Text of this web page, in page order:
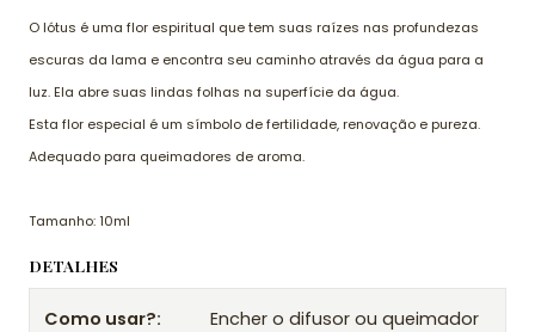
O lótus é uma flor espiritual que tem suas raízes nas profundezas
escuras da lama e encontra seu caminho através da água para a
luz. Ela abre suas lindas folhas na superfície da água.
Esta flor especial é um símbolo de fertilidade, renovação e pureza.
Adequado para queimadores de aroma.
Tamanho: 10ml
DETALHES
Como usar?:
Encher o difusor ou queimador